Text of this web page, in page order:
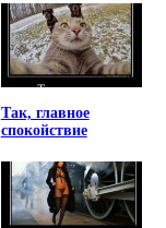
Так, главное
спокойствие